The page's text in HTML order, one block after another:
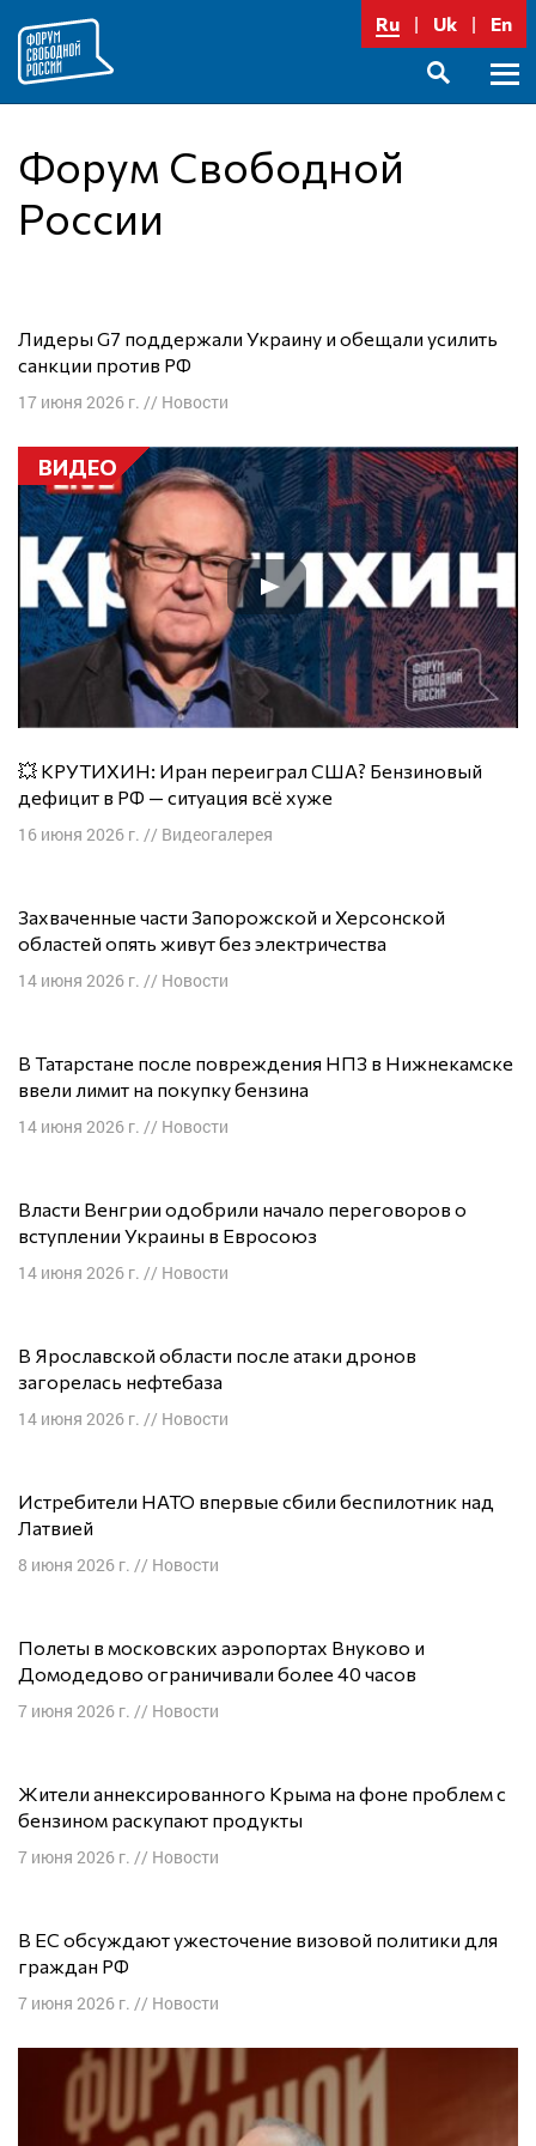
содержимому
Ru Uk En
Форум Свободной
России
Лидеры G7 поддержали Украину и обещали усилить
санкции против РФ
17 июня 2026 г. // Новости
ВИДЕО
💥 КРУТИХИН: Иран переиграл США? Бензиновый
дефицит в РФ — ситуация всё хуже
16 июня 2026 г. // Видеогалерея
Захваченные части Запорожской и Херсонской
областей опять живут без электричества
14 июня 2026 г. // Новости
В Татарстане после повреждения НПЗ в Нижнекамске
ввели лимит на покупку бензина
14 июня 2026 г. // Новости
Власти Венгрии одобрили начало переговоров о
вступлении Украины в Евросоюз
14 июня 2026 г. // Новости
В Ярославской области после атаки дронов
загорелась нефтебаза
14 июня 2026 г. // Новости
Истребители НАТО впервые сбили беспилотник над
Латвией
8 июня 2026 г. // Новости
Полеты в московских аэропортах Внуково и
Домодедово ограничивали более 40 часов
7 июня 2026 г. // Новости
Жители аннексированного Крыма на фоне проблем с
бензином раскупают продукты
7 июня 2026 г. // Новости
В ЕС обсуждают ужесточение визовой политики для
граждан РФ
7 июня 2026 г. // Новости